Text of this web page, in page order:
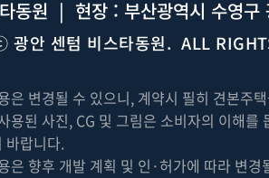
동원 | 현장 : 부산광역시 수영구
광안 센텀 비스타동원. ALL
은 변경될 수 있으니, 계약시 필히 견본주
용된 사진, CG 및 그림은 소비자의 이해를
바랍니다.
은 향후 개발 계획 및 인·허가에 따라 변경